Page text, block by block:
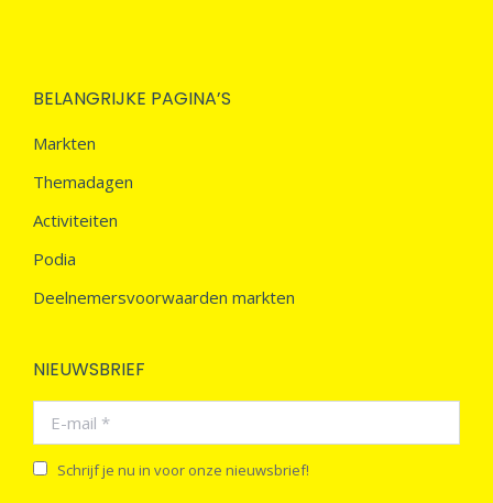
BELANGRIJKE PAGINA’S
Markten
Themadagen
Activiteiten
Podia
Deelnemersvoorwaarden markten
NIEUWSBRIEF
E-mail *
Schrijf je nu in voor onze nieuwsbrief!